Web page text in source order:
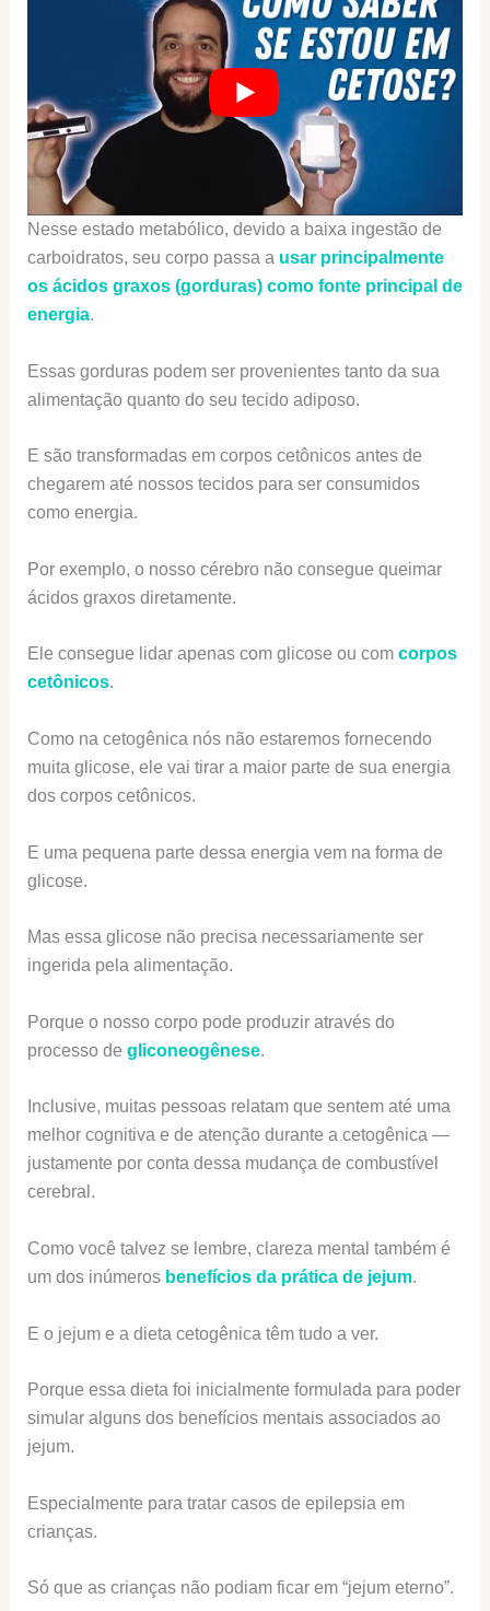
Nesse estado metabólico, devido a baixa ingestão de
carboidratos, seu corpo passa a usar principalmente
os ácidos graxos (gorduras) como fonte principal de
energia.
Essas gorduras podem ser provenientes tanto da sua
alimentação quanto do seu tecido adiposo.
E são transformadas em corpos cetônicos antes de
chegarem até nossos tecidos para ser consumidos
como energia.
Por exemplo, o nosso cérebro não consegue queimar
ácidos graxos diretamente.
Ele consegue lidar apenas com glicose ou com corpos
cetônicos.
Como na cetogênica nós não estaremos fornecendo
muita glicose, ele vai tirar a maior parte de sua energia
dos corpos cetônicos.
E uma pequena parte dessa energia vem na forma de
glicose.
Mas essa glicose não precisa necessariamente ser
ingerida pela alimentação.
Porque o nosso corpo pode produzir através do
processo de gliconeogênese.
Inclusive, muitas pessoas relatam que sentem até uma
melhor cognitiva e de atenção durante a cetogênica —
justamente por conta dessa mudança de combustível
cerebral.
Como você talvez se lembre, clareza mental também é
um dos inúmeros benefícios da prática de jejum.
E o jejum e a dieta cetogênica têm tudo a ver.
Porque essa dieta foi inicialmente formulada para poder
simular alguns dos benefícios mentais associados ao
jejum.
Especialmente para tratar casos de epilepsia em
crianças.
Só que as crianças não podiam ficar em “jejum eterno”.